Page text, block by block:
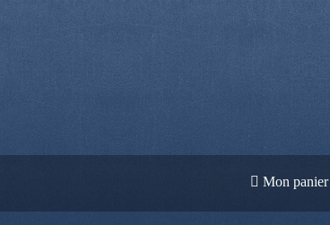
Mon panier